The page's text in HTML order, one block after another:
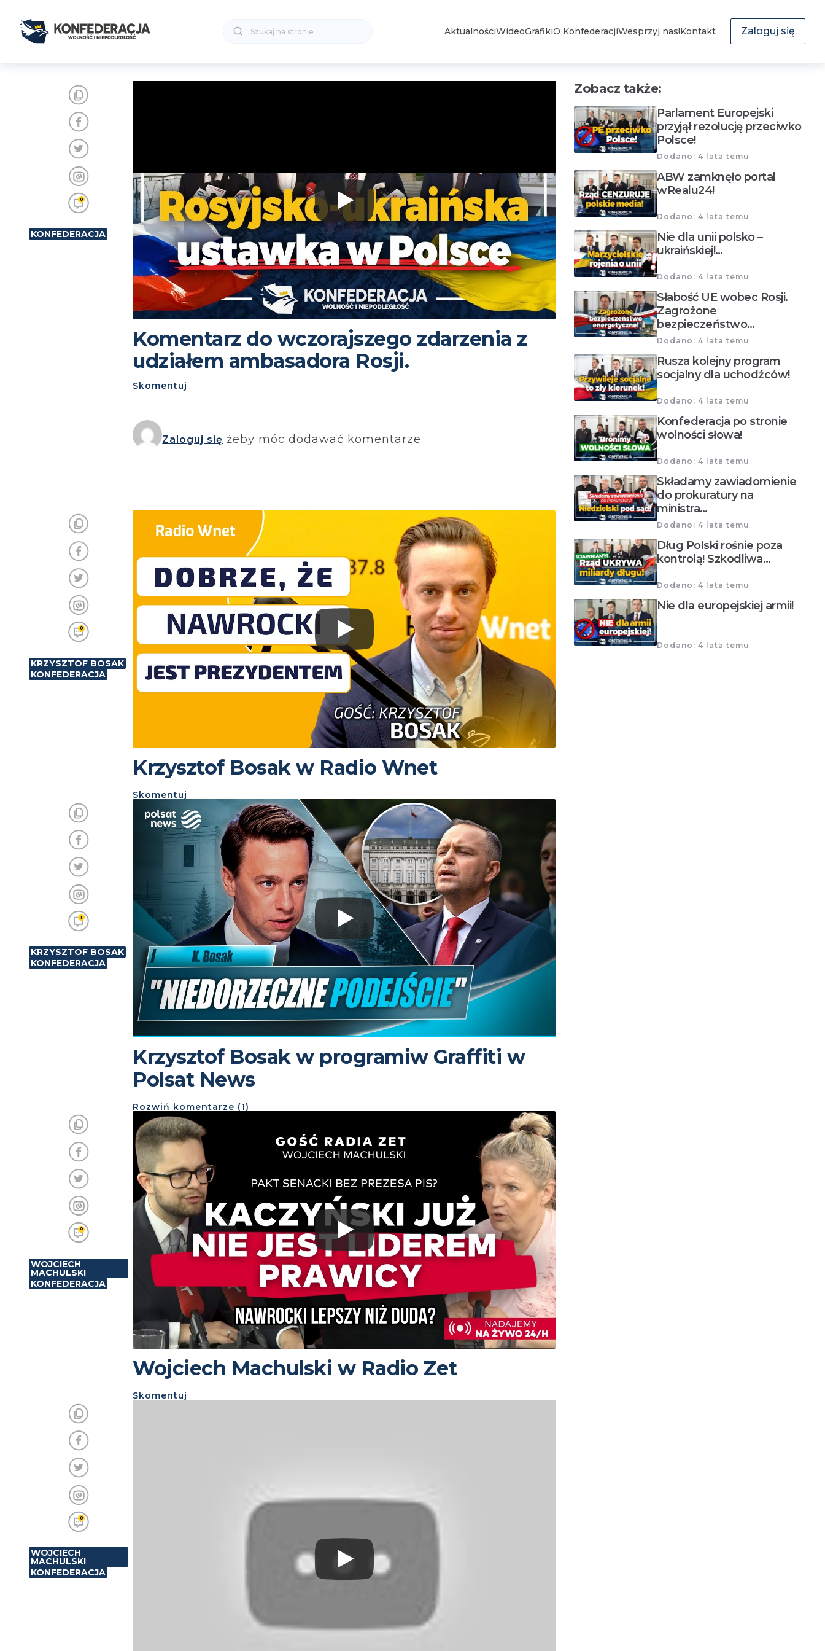
for:
AktualnościWideoGrafikiO KonfederacjiWesprzyj nas!Kontakt Zaloguj się
Komentarz do wczorajszego zdarzenia z
udziałem ambasadora Rosji.
Skomentuj
Zaloguj się żeby móc dodawać komentarze
0
KONFEDERACJA
Krzysztof Bosak w Radio Wnet
Skomentuj
0
KRZYSZTOF BOSAK
KONFEDERACJA
Krzysztof Bosak w programiw Graffiti w
Polsat News
Rozwiń komentarze (1)
1
KRZYSZTOF BOSAK
KONFEDERACJA
Wojciech Machulski w Radio Zet
Skomentuj
0
WOJCIECH
MACHULSKI
KONFEDERACJA
0
WOJCIECH
MACHULSKI
KONFEDERACJA
Zobacz także:
Parlament Europejski
przyjął rezolucję przeciwko
Polsce!
Dodano: 4 lata temu
ABW zamknęło portal
wRealu24!
Dodano: 4 lata temu
Nie dla unii polsko –
ukraińskiej!…
Dodano: 4 lata temu
Słabość UE wobec Rosji.
Zagrożone
bezpieczeństwo…
Dodano: 4 lata temu
Rusza kolejny program
socjalny dla uchodźców!
Dodano: 4 lata temu
Konfederacja po stronie
wolności słowa!
Dodano: 4 lata temu
Składamy zawiadomienie
do prokuratury na
ministra…
Dodano: 4 lata temu
Dług Polski rośnie poza
kontrolą! Szkodliwa…
Dodano: 4 lata temu
Nie dla europejskiej armii!
Dodano: 4 lata temu